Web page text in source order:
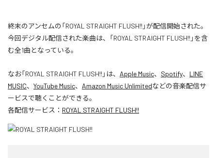
終末のアンセムの「ROYAL STRAIGHT FLUSH!!」が配信開始された。
今回デジタル配信された楽曲は、「ROYAL STRAIGHT FLUSH!!」を含
む全1曲となっている。
なお「ROYAL STRAIGHT FLUSH!! 」は、 Apple Music、 Spotify、 LINE
MUSIC、 YouTube Music、 Amazon Music Unlimitedなどの音楽配信サ
ービスで聴くことができる。
各配信サービス： ROYAL STRAIGHT FLUSH!!